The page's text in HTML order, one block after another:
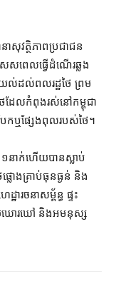
ា​សុវត្ថិភាព​ប្រជាជន​
េស​ពេល​ធ្វើ​ដំណើរ​ឆ្លង
យល់​ដល់​ពលរដ្ឋ​ថៃ ព្រម
ៃ​ដែល​កំពុង​រស់នៅ​កម្ពុជា
បែក​ឬ​ផ្សែង​ពុល​របស់​ថៃ។
នាក់​ហើយ​បាន​ស្លាប់
ោង​គ្រាប់​ធុន​ធ្ងន់ និង​
ារចនាសម្ព័ន្ធ ផ្ទះ
យ​ឃោរឃៅ និង​អមនុស្ស